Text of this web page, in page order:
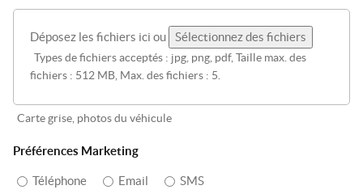
Déposez les fichiers ici ou Sélectionnez des fichiers
Types de fichiers acceptés : jpg, png, pdf, Taille max. des
fichiers : 512 MB, Max. des fichiers : 5.
Carte grise, photos du véhicule
Préférences Marketing
Téléphone Email SMS